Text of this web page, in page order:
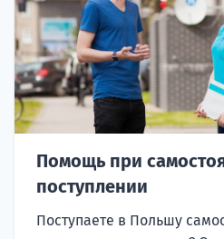
Помощь при
поступлении
Поступаете в Польшу